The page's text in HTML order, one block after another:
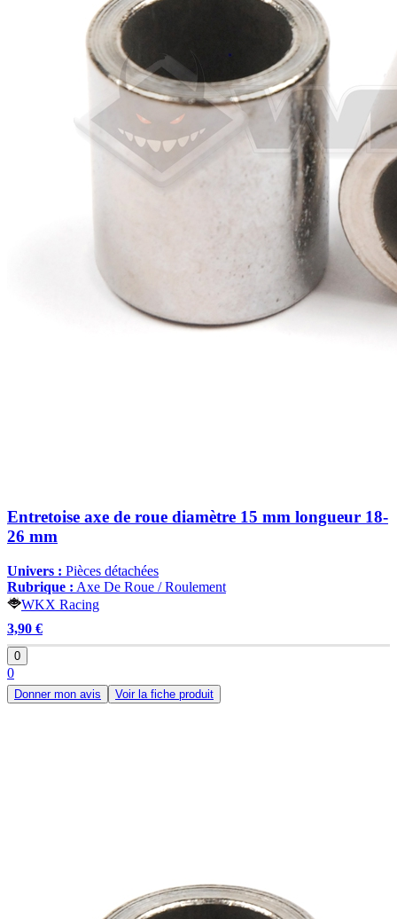
Entretoise axe de roue diamètre 15 mm longueur 18-
26 mm
Univers : Pièces détachées
Rubrique : Axe De Roue / Roulement
WKX Racing
3,90 €
0
0
Donner mon avis Voir la fiche produit